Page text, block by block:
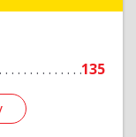
135
Подробнее